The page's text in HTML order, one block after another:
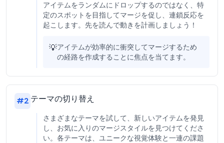
アイテムをランダムにドロップするのではなく、特
定のスポットを目指してマージを促し、連鎖反応を
起こします。先を読んで動きを計画しましょう！
💡アイテムが効率的に衝突してマージするため
の経路を作成することに焦点を当てます。
#2 テーマの切り替え
さまざまなテーマを試して、新しいアイテムを発見
し、お気に入りのマージスタイルを見つけてくださ
い。各テーマは、ユニークな視覚体験と一連の課題